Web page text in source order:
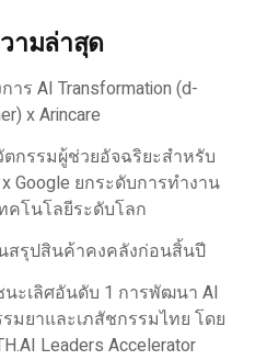
ามล่าสุด
ร AI Transformation (d-
x Arincare
ตกรรมผู้ช่วยอัจฉริยะสำหรับ
Google ยกระดับการทำงาน
คโนโลยีระดับโลก
สรุปสินค้าคงคลังก่อนสิ้นปี
นะเลิศอันดับ 1 การพัฒนา AI
มยาและเภสัชกรรมไทย โดย
Leaders Accelerator